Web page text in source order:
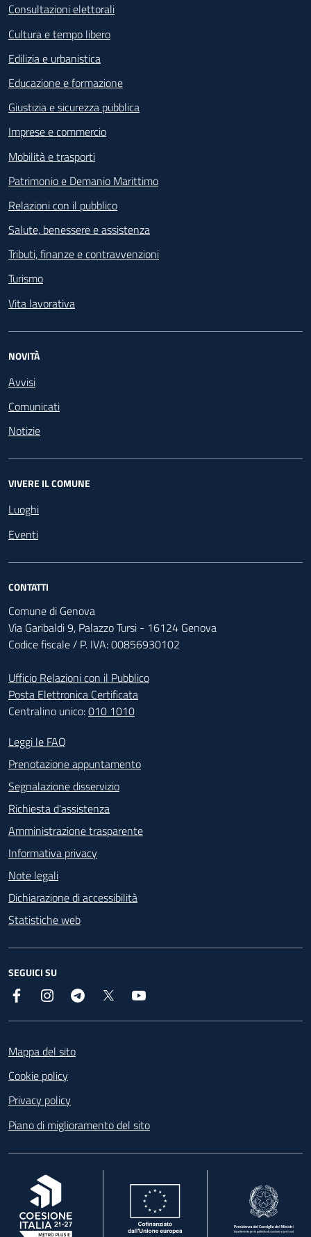
Consultazioni elettorali
Cultura e tempo libero
Edilizia e urbanistica
Educazione e formazione
Giustizia e sicurezza pubblica
Imprese e commercio
Mobilità e trasporti
Patrimonio e Demanio Marittimo
Relazioni con il pubblico
Salute, benessere e assistenza
Tributi, finanze e contravvenzioni
Turismo
Vita lavorativa
NOVITÀ
Avvisi
Comunicati
Notizie
VIVERE IL COMUNE
Luoghi
Eventi
CONTATTI
Comune di Genova
Via Garibaldi 9, Palazzo Tursi - 16124 Genova
Codice fiscale / P. IVA: 00856930102
Ufficio Relazioni con il Pubblico
Posta Elettronica Certificata
Centralino unico:010 1010
Footer - Contatti
Leggi le FAQ
Prenotazione appuntamento
Segnalazione disservizio
Richiesta d'assistenza
Amministrazione trasparente
Informativa privacy
Note legali
Dichiarazione di accessibilità
Statistiche web
SEGUICI SU
Facebook InstagramTelegram
Mappa del sito
Cookie policy
Privacy policy
Piano di miglioramento del sito
, apre in una nuova scheda